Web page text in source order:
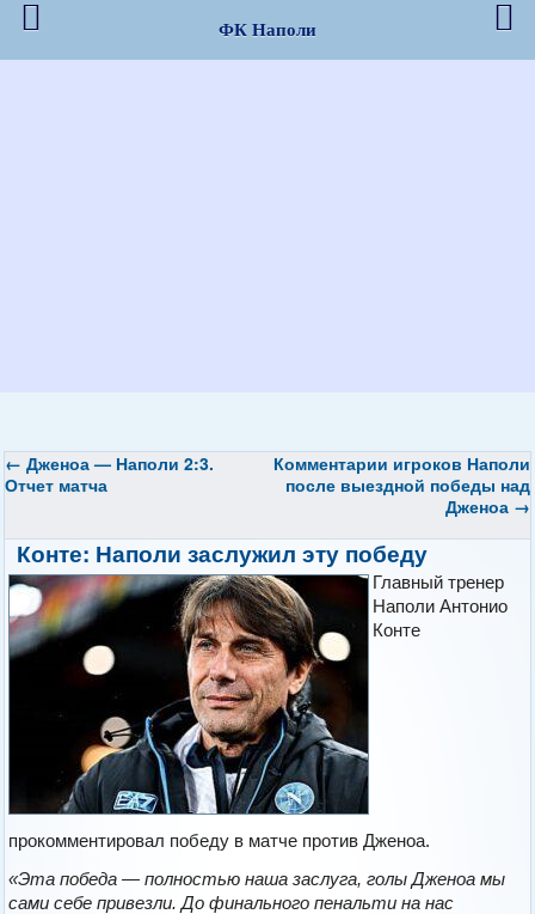
← Дженоа — Наполи 2:3.
Отчет матча
Комментарии игроков Наполи
после выездной победы над
Дженоа →
Конте: Наполи заслужил эту победу
Главный тренер
Наполи Антонио
Конте
прокомментировал победу в матче против Дженоа.
«Эта победа — полностью наша заслуга, голы Дженоа мы
сами себе привезли. До финального пенальти на нас
ФК Наполи